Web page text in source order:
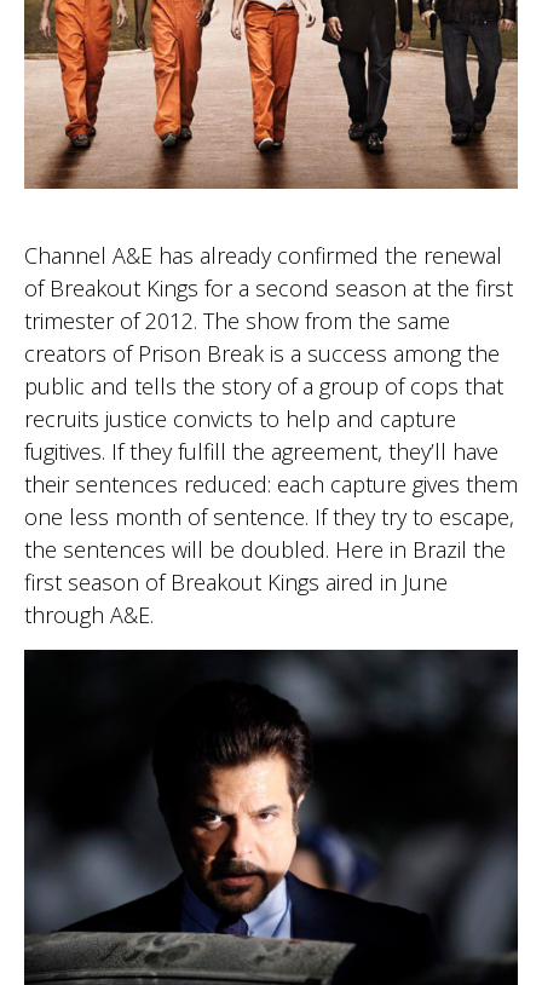
Channel A&E has already confirmed the renewal
of Breakout Kings for a second season at the first
trimester of 2012. The show from the same
creators of Prison Break is a success among the
public and tells the story of a group of cops that
recruits justice convicts to help and capture
fugitives. If they fulfill the agreement, they’ll have
their sentences reduced: each capture gives them
one less month of sentence. If they try to escape,
the sentences will be doubled. Here in Brazil the
first season of Breakout Kings aired in June
through A&E.